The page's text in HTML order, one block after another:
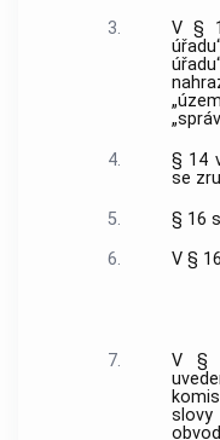
3.
V §
4.
§ 14
se
5.
§ 16
6.
V §
7.
V §
slovy